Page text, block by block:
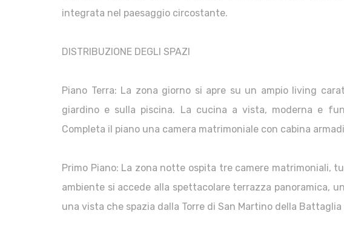
integrata nel paesaggio circostante.
DISTRIBUZIONE DEGLI SPAZI
Piano Terra: La zona giorno si apre su un ampio living
giardino e sulla piscina. La cucina a vista, moderna e
Completa il piano una camera matrimoniale con cabina
Primo Piano: La zona notte ospita tre camere matrimoniali,
ambiente si accede alla spettacolare terrazza panoramica,
una vista che spazia dalla Torre di San Martino della